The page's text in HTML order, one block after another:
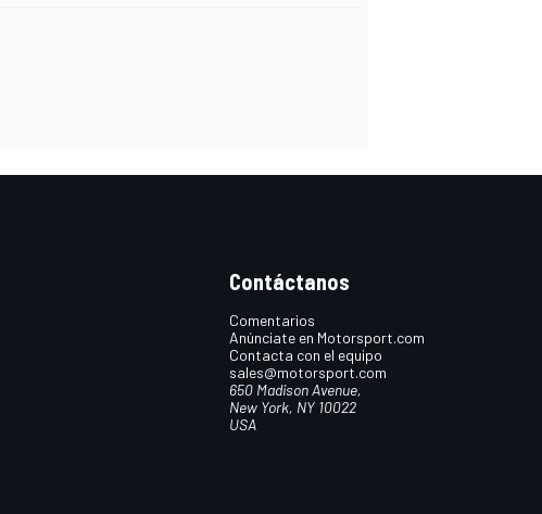
Contáctanos
Comentarios
Anúnciate en Motorsport.com
Contacta con el equipo
sales@motorsport.com
650 Madison Avenue,
New York, NY 10022
USA